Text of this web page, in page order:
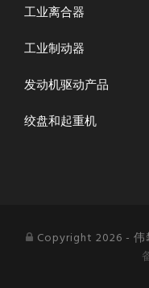
工业离合器
工业制动器
发动机驱动产品
绞盘和起重机
Copyright 2026 - 伟